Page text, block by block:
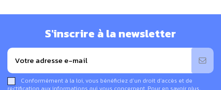
S'inscrire à la newsletter
Conformément à la loi, vous bénéficiez d’un droit d’accès et de